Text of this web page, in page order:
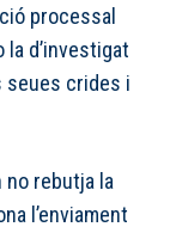
processal
la d’investigat
seues crides i
no rebutja la
l’enviament